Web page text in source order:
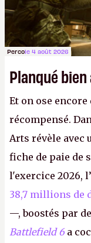
Percole 4 août 2026
Planqué
Et on ose
récompensé.
Arts révèle avec
fiche de paie de
l'exercice 2026,
38,7 millions de
—, boostés par
Battlefield 6 a